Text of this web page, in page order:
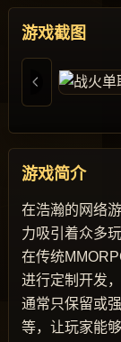
游戏截图
游戏简介
在浩瀚的网络
力吸引着众多
在传统
进行定制开发
通常只保留或
等，让玩家能